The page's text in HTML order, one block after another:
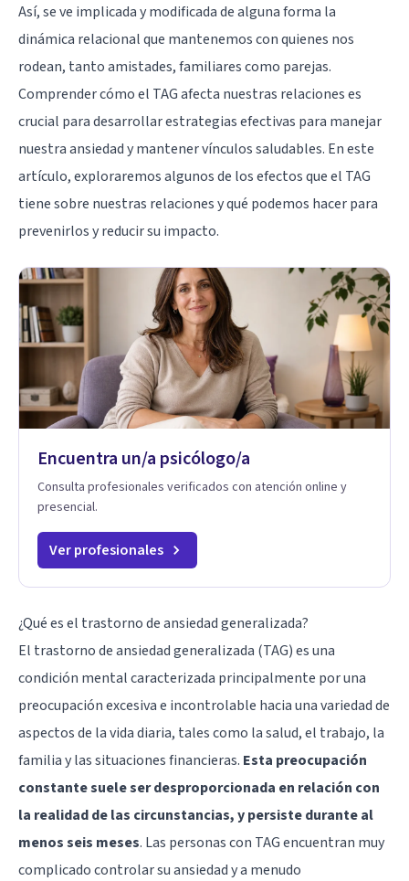
Así, se ve implicada y modificada de alguna forma la
dinámica relacional que mantenemos con quienes nos
rodean, tanto amistades, familiares como parejas.
Comprender cómo el TAG afecta nuestras relaciones es
crucial para desarrollar estrategias efectivas para manejar
nuestra ansiedad y mantener vínculos saludables. En este
artículo, exploraremos algunos de los efectos que el TAG
tiene sobre nuestras relaciones y qué podemos hacer para
prevenirlos y reducir su impacto.
Encuentra un/a psicólogo/a
Consulta profesionales verificados con atención online y
presencial.
Ver profesionales
¿Qué es el trastorno de ansiedad generalizada?
El trastorno de ansiedad generalizada (TAG) es una
condición mental caracterizada principalmente por una
preocupación excesiva e incontrolable hacia una variedad de
aspectos de la vida diaria, tales como la salud, el trabajo, la
familia y las situaciones financieras. Esta preocupación
constante suele ser desproporcionada en relación con
la realidad de las circunstancias, y persiste durante al
menos seis meses. Las personas con TAG encuentran muy
complicado controlar su ansiedad y a menudo